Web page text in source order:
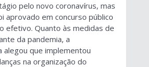
pelo novo coronavírus, mas
aprovado em concurso público
efetivo. Quanto às medidas de
da pandemia, a
alegou que implementou
na organização do